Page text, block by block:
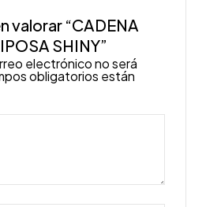
valorar “CADENA
SHINY”
electrónico no será
obligatorios están